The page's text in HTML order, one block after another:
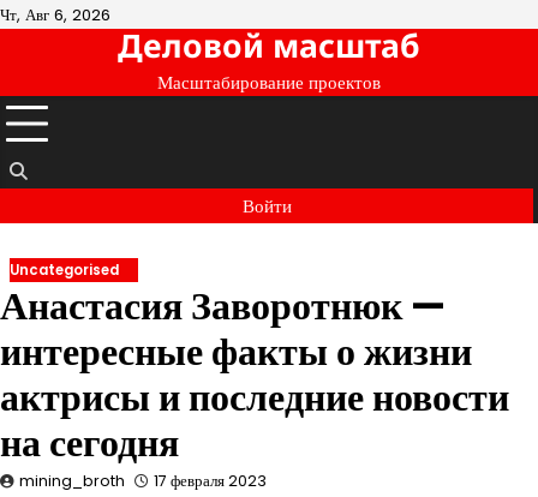
Перейти
Чт, Авг 6, 2026
Деловой масштаб
Масштабирование проектов
Войти
Uncategorised
Анастасия Заворотнюк —
интересные факты о жизни
актрисы и последние новости
на сегодня
mining_broth 17 февраля 2023